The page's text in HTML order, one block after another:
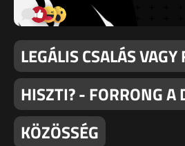
LEGÁLIS CSALÁS VAGY
HISZTI? - FORRONG A
KÖZÖSSÉG